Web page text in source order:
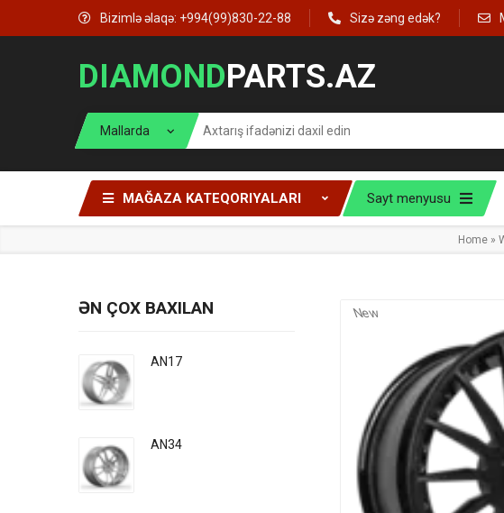
Bizimlə əlaqə: +994(99)830-22-88 Sizə zəng edək?
DIAMONDPARTS.AZ
MAĞAZA KATEQORIYALARI Sayt menyusu
Home »
New
ƏN ÇOX BAXILAN
AN17
AN34